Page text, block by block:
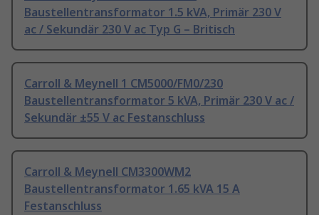
Baustellentransformator 1.5 kVA, Primär 230 V
ac / Sekundär 230 V ac Typ G – Britisch
Carroll & Meynell 1 CM5000/FM0/230
Baustellentransformator 5 kVA, Primär 230 V ac /
Sekundär ±55 V ac Festanschluss
Carroll & Meynell CM3300WM2
Baustellentransformator 1.65 kVA 15 A
Festanschluss